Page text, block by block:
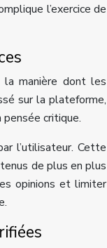
l’exercice de
la manière dont les
sur la plateforme,
critique.
l’utilisateur. Cette
de plus en plus
opinions et limiter